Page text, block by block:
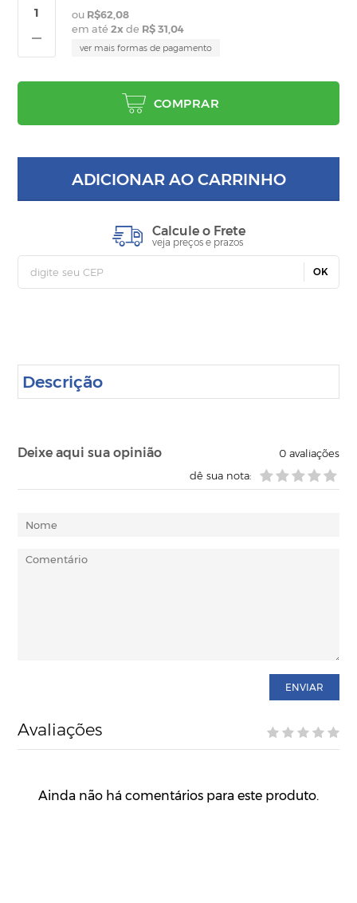
R$62,08
em até2x de R$ 31,04
ver mais formas de pagamento
COMPRAR
ADICIONAR AO CARRINHO
Calcule o Frete
veja preços e prazos
OK
Descrição
Deixe aqui sua opinião 0avaliações
dê sua nota:
ENVIAR
Avaliações
Ainda não há comentários para este produto.